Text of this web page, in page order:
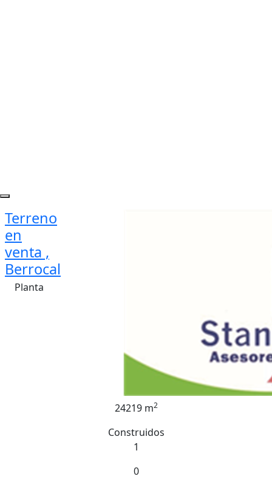
Terreno
en
venta ,
Berrocal
Planta
24219 m2
Construidos
1
0